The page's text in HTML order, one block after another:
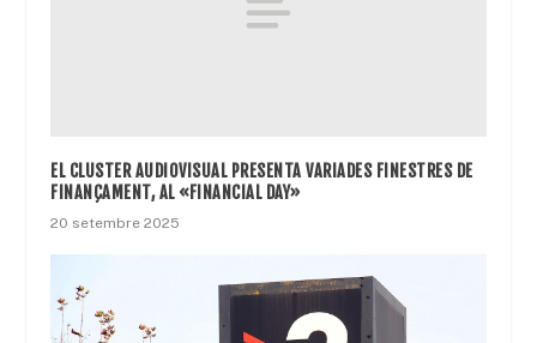
EL CLUSTER AUDIOVISUAL PRESENTA VARIADES FINESTRES DE
FINANÇAMENT, AL «FINANCIAL DAY»
20 setembre 2025